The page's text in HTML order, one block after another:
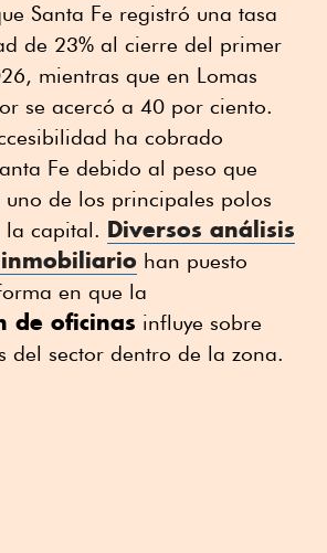
Santa Fe registró una tasa
de 23% al cierre del primer
mientras que en Lomas
se acercó a 40 por ciento.
ha cobrado
Fe debido al peso que
de los principales polos
la capital. Diversos análisis
han puesto
en que la
de oficinas influye sobre
del sector dentro de la zona.